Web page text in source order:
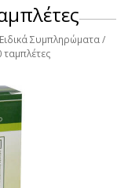
Ειδικά Συμπληρώματα